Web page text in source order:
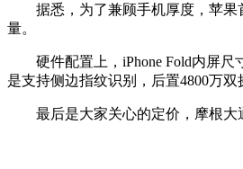
据悉，为了兼顾手机厚度，苹果首
量。
硬件配置上，iPhone Fold内屏尺寸
是支持侧边指纹识别，后置4800万双
最后是大家关心的定价，摩根大通